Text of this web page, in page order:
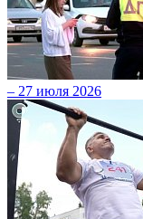
– 27 июля 2026